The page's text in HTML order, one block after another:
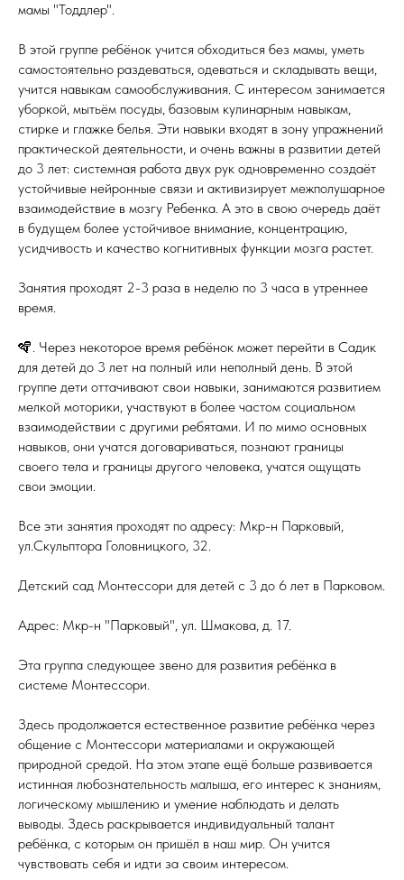
мамы "Тоддлер".
В этой группе ребёнок учится обходиться без мамы, уметь
самостоятельно раздеваться, одеваться и складывать вещи,
учится навыкам самообслуживания. С интересом занимается
уборкой, мытьём посуды, базовым кулинарным навыкам,
стирке и глажке белья. Эти навыки входят в зону упражнений
практической деятельности, и очень важны в развитии детей
до 3 лет: системная работа двух рук одновременно создаёт
устойчивые нейронные связи и активизирует межполушарное
взаимодействие в мозгу Ребенка. А это в свою очередь даёт
в будущем более устойчивое внимание, концентрацию,
усидчивость и качество когнитивных функции мозга растет.
Занятия проходят 2-3 раза в неделю по 3 часа в утреннее
время.
🪇. Через некоторое время ребёнок может перейти в Садик
для детей до 3 лет на полный или неполный день. В этой
группе дети оттачивают свои навыки, занимаются развитием
мелкой моторики, участвуют в более частом социальном
взаимодействии с другими ребятами. И по мимо основных
навыков, они учатся договариваться, познают границы
своего тела и границы другого человека, учатся ощущать
свои эмоции.
Все эти занятия проходят по адресу: Мкр-н Парковый,
ул.Скульптора Головницкого, 32.
Детский сад Монтессори для детей с 3 до 6 лет в Парковом.
Адрес: Мкр-н "Парковый", ул. Шмакова, д. 17.
Эта группа следующее звено для развития ребёнка в
системе Монтессори.
Здесь продолжается естественное развитие ребёнка через
общение с Монтессори материалами и окружающей
природной средой. На этом этапе ещё больше развивается
истинная любознательность малыша, его интерес к знаниям,
логическому мышлению и умение наблюдать и делать
выводы. Здесь раскрывается индивидуальный талант
ребёнка, с которым он пришёл в наш мир. Он учится
чувствовать себя и идти за своим интересом.